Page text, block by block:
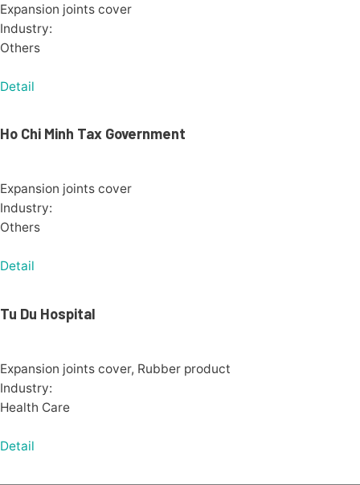
Expansion joints cover
Industry:
Others
Detail
Ho Chi Minh Tax Government
Expansion joints cover
Industry:
Others
Detail
Tu Du Hospital
Expansion joints cover, Rubber product
Industry:
Health Care
Detail